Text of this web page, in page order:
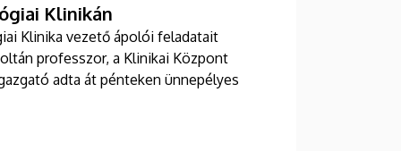
Klinikán
Klinika vezető ápolói feladatait
professzor, a Klinikai Központ
adta át pénteken ünnepélyes